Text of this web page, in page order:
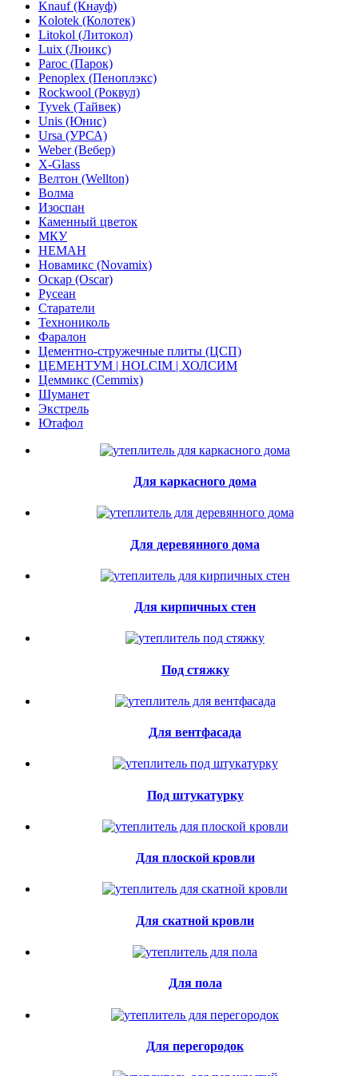
Knauf (Кнауф)
Kolotek (Колотек)
Litokol (Литокол)
Luix (Люикс)
Paroc (Парок)
Penoplex (Пеноплэкс)
Rockwool (Роквул)
Tyvek (Тайвек)
Unis (Юнис)
Ursa (УРСА)
Weber (Вебер)
X-Glass
Велтон (Wellton)
Волма
Изоспан
Каменный цветок
МКУ
НЕМАН
Новамикс (Novamix)
Оскар (Oscar)
Русеан
Старатели
Технониколь
Фаралон
Цементно-стружечные плиты (ЦСП)
ЦЕМЕНТУМ | HOLCIM | ХОЛСИМ
Цеммикс (Cemmix)
Шуманет
Экстрель
Ютафол
Для каркасного дома
Для деревянного дома
Для кирпичных стен
Под стяжку
Для вентфасада
Под штукатурку
Для плоской кровли
Для скатной кровли
Для пола
Для перегородок